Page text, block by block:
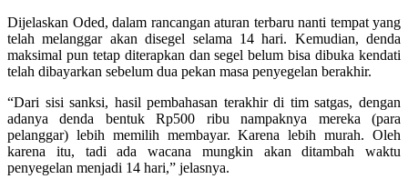
Dijelaskan Oded, dalam rancangan aturan terbaru nanti tempat yang
telah melanggar akan disegel selama 14 hari. Kemudian, denda
maksimal pun tetap diterapkan dan segel belum bisa dibuka kendati
telah dibayarkan sebelum dua pekan masa penyegelan berakhir.
“Dari sisi sanksi, hasil pembahasan terakhir di tim satgas, dengan
adanya denda bentuk Rp500 ribu nampaknya mereka (para
pelanggar) lebih memilih membayar. Karena lebih murah. Oleh
karena itu, tadi ada wacana mungkin akan ditambah waktu
penyegelan menjadi 14 hari,” jelasnya.